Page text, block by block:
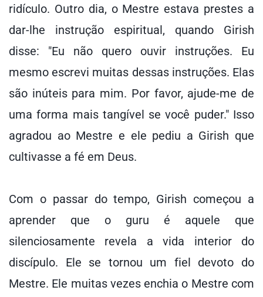
ridículo. Outro dia, o Mestre estava prestes a
dar-lhe instrução espiritual, quando Girish
disse: "Eu não quero ouvir instruções. Eu
mesmo escrevi muitas dessas instruções. Elas
são inúteis para mim. Por favor, ajude-me de
uma forma mais tangível se você puder." Isso
agradou ao Mestre e ele pediu a Girish que
cultivasse a fé em Deus.
Com o passar do tempo, Girish começou a
aprender que o guru é aquele que
silenciosamente revela a vida interior do
discípulo. Ele se tornou um fiel devoto do
Mestre. Ele muitas vezes enchia o Mestre com